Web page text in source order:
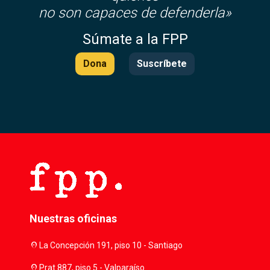
no son capaces de defenderla»
Súmate a la FPP
Dona Suscríbete
Nuestras oficinas
location_onLa Concepción 191, piso 10 - Santiago
Prat 887, piso 5 - Valparaíso